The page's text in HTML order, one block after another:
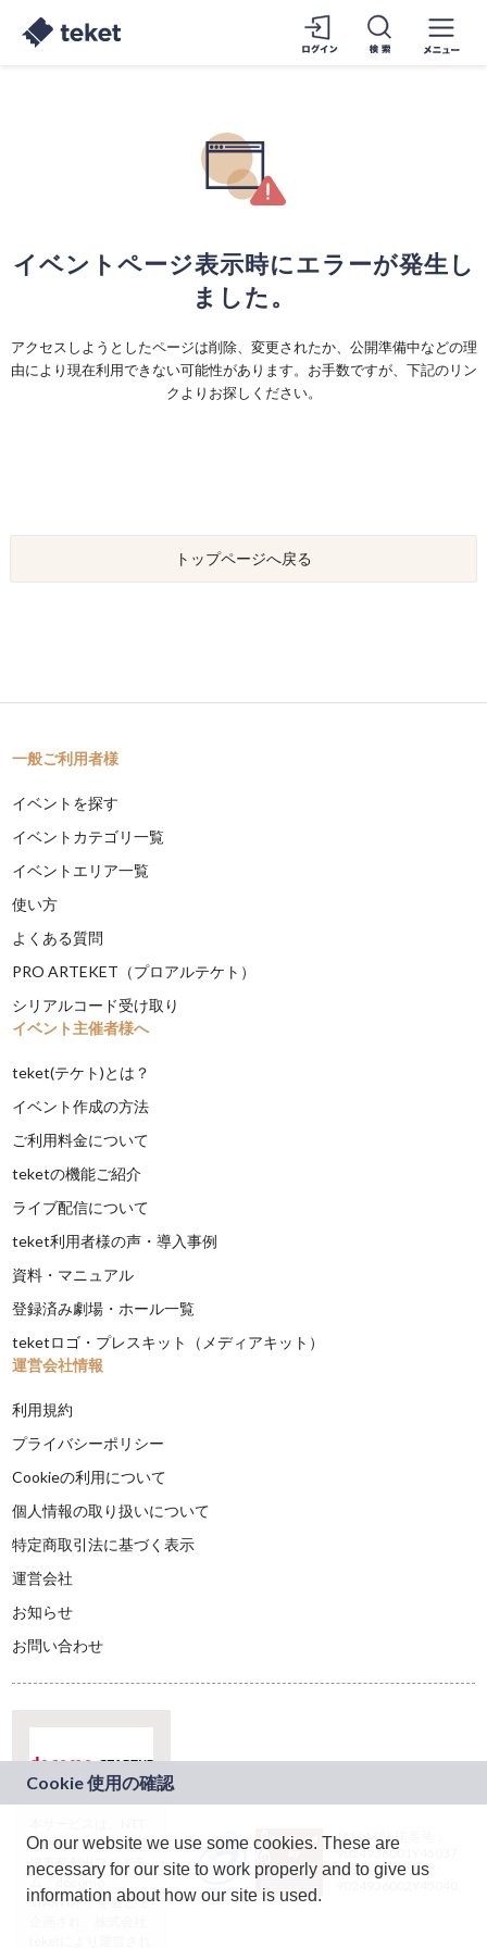
イベントページ表示時にエラーが発生し
ました。
アクセスしようとしたページは削除、変更されたか、公開準備中などの理
由により現在利用できない可能性があります。お手数ですが、下記のリン
クよりお探しください。
トップページへ戻る
一般ご利用者様
イベントを探す
イベントカテゴリ一覧
イベントエリア一覧
使い方
よくある質問
PRO ARTEKET（プロアルテケト）
シリアルコード受け取り
イベント主催者様へ
teket(テケト)とは？
イベント作成の方法
ご利用料金について
teketの機能ご紹介
ライブ配信について
teket利用者様の声・導入事例
資料・マニュアル
登録済み劇場・ホール一覧
teketロゴ・プレスキット（メディアキット）
運営会社情報
利用規約
プライバシーポリシー
Cookieの利用について
個人情報の取り扱いについて
特定商取引法に基づく表示
運営会社
お知らせ
お問い合わせ
ドコモグループの新
規事業創出プログラ
ム「docomo
STARTUP」を通じて
JASRAC許諾番号：
9024936001Y45037
JASRAC許諾番号：
On our website we use some cookies. These are
necessary for our site to work properly and to give us
information about how our site is used.